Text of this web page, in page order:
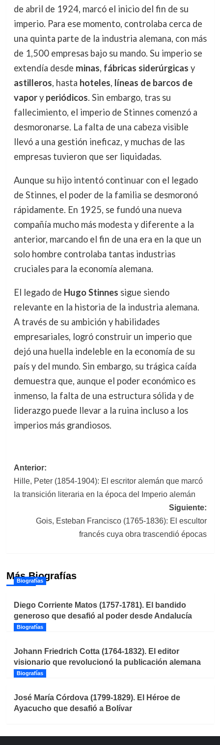
de abril de 1924, marcó el inicio del fin de su
imperio. Para ese momento, controlaba cerca de
una quinta parte de la industria alemana, con más
de 1,500 empresas bajo su mando. Su imperio se
extendía desde minas, fábricas siderúrgicas y
astilleros, hasta hoteles, líneas de barcos de
vapory periódicos. Sin embargo, tras su
fallecimiento, el imperio de Stinnes comenzó a
desmoronarse. La falta de una cabeza visible
llevó a una gestión ineficaz, y muchas de las
empresas tuvieron que ser liquidadas.
Aunque su hijo intentó continuar con el legado
de Stinnes, el poder de la familia se desmoronó
rápidamente. En 1925, se fundó una nueva
compañía mucho más modesta y diferente a la
anterior, marcando el fin de una era en la que un
solo hombre controlaba tantas industrias
cruciales para la economía alemana.
El legado de Hugo Stinnes sigue siendo
relevante en la historia de la industria alemana.
A través de su ambición y habilidades
empresariales, logró construir un imperio que
dejó una huella indeleble en la economía de su
país y del mundo. Sin embargo, su trágica caída
demuestra que, aunque el poder económico es
inmenso, la falta de una estructura sólida y de
liderazgo puede llevar a la ruina incluso a los
imperios más grandiosos.
Navegación
de
Anterior:
Hille, Peter (1854-1904): El escritor alemán que marcó
la transición literaria en la época del Imperio alemán
Siguiente:
Gois, Esteban Francisco (1765-1836): El escultor
francés cuya obra trascendió épocas
Más Biografías
Biografías
Diego Corriente Matos (1757-1781). El bandido
generoso que desafió al poder desde Andalucía
Biografías
Johann Friedrich Cotta (1764-1832). El editor
visionario que revolucionó la publicación alemana
Biografías
José María Córdova (1799-1829). El Héroe de
Ayacucho que desafió a Bolívar